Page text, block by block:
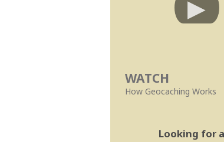
WATCH
How Geocaching Works
Looking for